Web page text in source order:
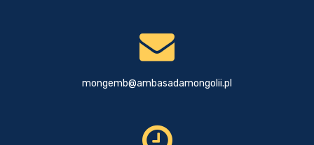
mongemb@ambasadamongolii.pl